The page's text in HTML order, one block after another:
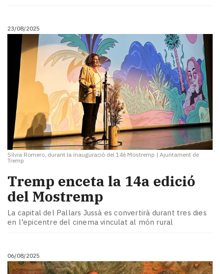
23/08/2025
Sílvia Romero, durant la inauguraciò del 14è Mostremp | Ajuntament de
Tremp
Tremp enceta la 14a edició
del Mostremp
La capital del Pallars Jussà es convertirà durant tres dies
en l'epicentre del cinema vinculat al món rural
06/08/2025